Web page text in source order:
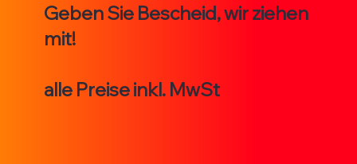
Geben Sie Bescheid, wir ziehen
mit!
alle Preise inkl. MwSt